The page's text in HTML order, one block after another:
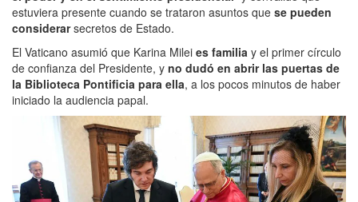
estuviera presente cuando se trataron asuntos que se pueden
considerarsecretos de Estado.
El Vaticano asumió que Karina Milei es familia y el primer círculo
de confianza del Presidente, y no dudó en abrir las puertas de
la Biblioteca Pontificia para ella, a los pocos minutos de haber
iniciado la audiencia papal.